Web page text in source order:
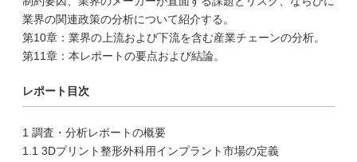
業界の関連政策の分析について紹介する。
第10章：業界の上流および下流を含む産業チェーンの分析。
第11章：本レポートの要点および結論。
レポート目次
1 調査・分析レポートの概要
1.1 3Dプリント整形外科用インプラント市場の定義